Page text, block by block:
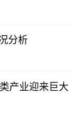
分析
产业迎来巨大